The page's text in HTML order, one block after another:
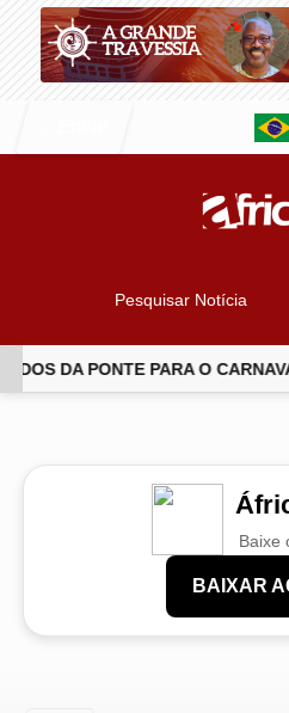
Pesquisar Notícia
DA PONTE PARA O
Baixe
BAIXAR